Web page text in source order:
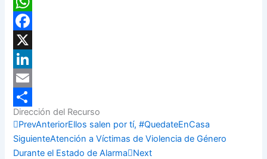
WhatsApp
Facebook
X
LinkedIn
Email
Compartir
Dirección del Recurso
PrevAnteriorEllos salen por tí, #QuedateEnCasa
SiguienteAtención a Víctimas de Violencia de Género
Durante el Estado de Alarma
Next